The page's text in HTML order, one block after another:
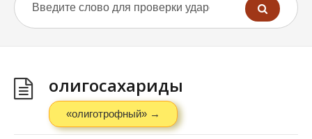
олигосахариды
«олиготрофный» →